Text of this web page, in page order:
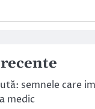
semnele care
medic